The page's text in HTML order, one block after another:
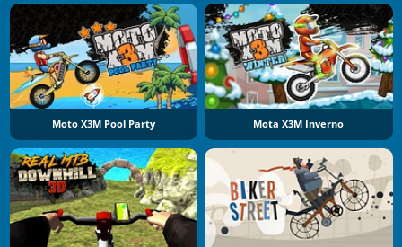
Moto X3M Pool Party Mota X3M Inverno